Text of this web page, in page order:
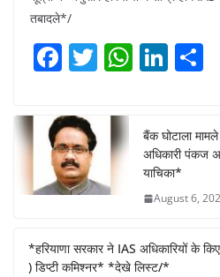
तबादले*/
F
c
e
b
o
k
T
itt
er
W
s
A
p
Li
e
dI
n
e
बैंक घोटाला
अधिकारी पंकज
याचिका*
August 6,
*हरियाणा सरकार ने IAS अधिकारियों के
) डिप्टी कमिश्नर* *देखे लिस्ट/*